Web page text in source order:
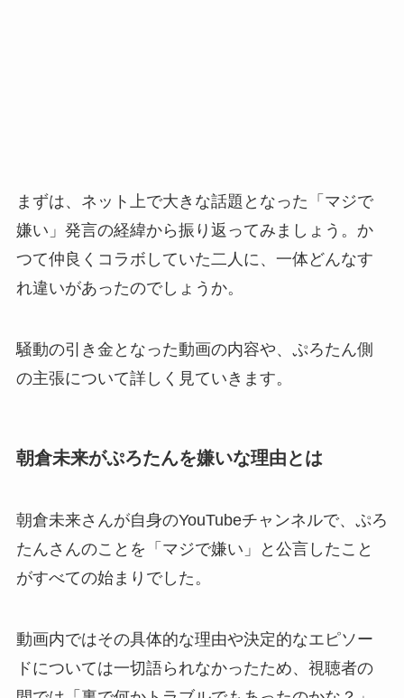
まずは、ネット上で大きな話題となった「マジで
嫌い」発言の経緯から振り返ってみましょう。か
つて仲良くコラボしていた二人に、一体どんなす
れ違いがあったのでしょうか。
騒動の引き金となった動画の内容や、ぷろたん側
の主張について詳しく見ていきます。
朝倉未来がぷろたんを嫌いな理由とは
朝倉未来さんが自身のYouTubeチャンネルで、ぷろ
たんさんのことを「マジで嫌い」と公言したこと
がすべての始まりでした。
動画内ではその具体的な理由や決定的なエピソー
ドについては一切語られなかったため、視聴者の